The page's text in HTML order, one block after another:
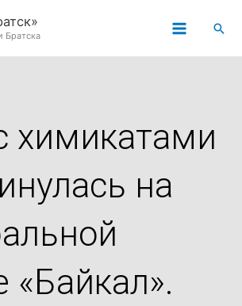
Братска
химикатами
на
«Байкал».